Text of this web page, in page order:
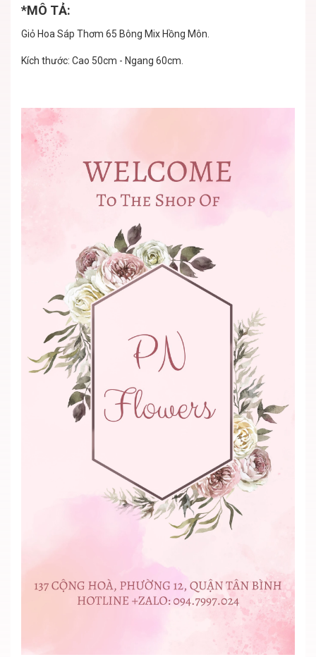
*MÔ TẢ:
Giỏ Hoa Sáp Thơm 65 Bông Mix Hồng Môn.
Kích thước: Cao 50cm - Ngang 60cm.